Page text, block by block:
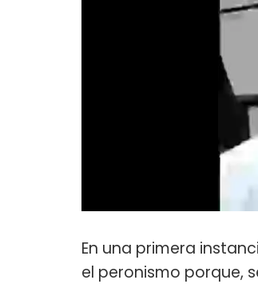
En una primera
el peronismo porque,